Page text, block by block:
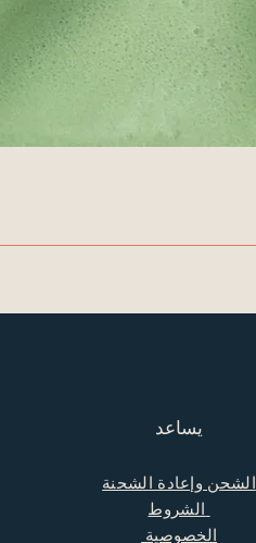
يساعد
الشحن وإعادة الشحنة
الخصوصية